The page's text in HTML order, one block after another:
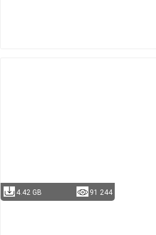
4.42 GB 91 244